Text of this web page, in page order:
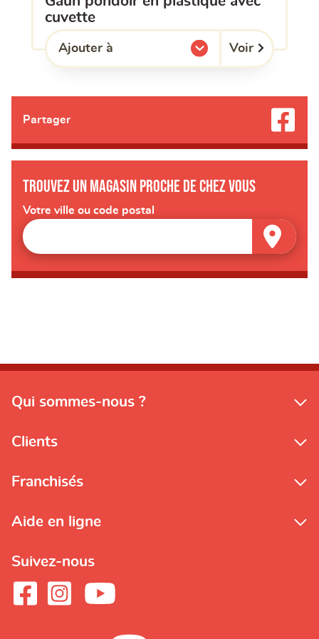
cuvette
Ajouter à
l'une de mes listes. Voir
Partager
Trouvez un magasin proche de chez vous
Votre ville ou code postal
Qui sommes-nous ?
Clients
Franchisés
Aide en ligne
Suivez-nous